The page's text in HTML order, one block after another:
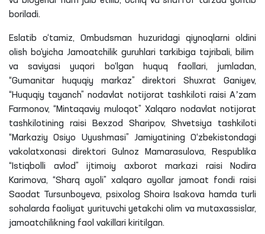
boriladi.
Eslatib o‘tamiz, Ombudsman huzuridagi qiynoqlarni oldini
olish bo‘yicha Jamoatchilik guruhlari tarkibiga tajribali, bilim
va saviyasi yuqori bo‘lgan huquq faollari, jumladan,
“Gumanitar huquqiy markaz” direktoriShuxrat Ganiyev,
“Huquqiy tayanch” nodavlat notijorat tashkiloti raisi Aʼzam
Farmonov, “Mintaqaviy muloqot” Xalqaro nodavlat notijorat
tashkilotining raisi
Bexzod Sharipov, Shvetsiya tashkiloti
“Markaziy Osiyo Uyushmasi” Jamiyatining O‘zbekistondagi
vakolatxonasi direktori Gulnoz
Mamarasulova, Respublika
“Istiqbolli avlod” ijtimoiy axborot markazi raisi Nodira
Karimova, “Sharq ayoli” xalqaro ayollar jamoat fondi raisi
Saodat Tursunboyeva, psixolog Shoira Isakova hamda turli
sohalarda faoliyat yurituvchi yetakchi olim va mutaxassislar,
jamoatchilikning faol vakillari kiritilgan.